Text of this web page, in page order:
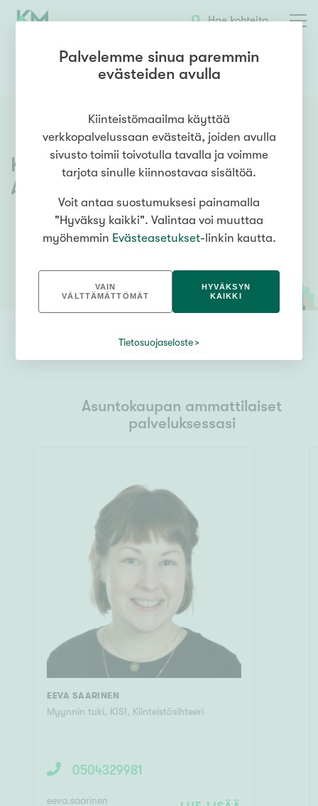
Hae kohteita
0504329981 OTA YHTEYTTÄ
KiinteistömaailmaLahti
Aleksanterinkatu
Asuntokaupan ammattilaiset
palveluksessasi
EEVA SAARINEN
Myynnin tuki, KISI, Kiinteistösihteeri
0504329981
eeva.saarinen
Palvelemme sinua paremmin
evästeiden avulla
Kiinteistömaailma käyttää
verkkopalvelussaan evästeitä, joiden avulla
sivusto toimii toivotulla tavalla ja voimme
tarjota sinulle kiinnostavaa sisältöä.
Voit antaa suostumuksesi painamalla
"Hyväksy kaikki". Valintaa voi muuttaa
myöhemmin Evästeasetukset-linkin kautta.
VAIN
VÄLTTÄMÄTTÖMÄT
HYVÄKSYN
KAIKKI
Tietosuojaseloste